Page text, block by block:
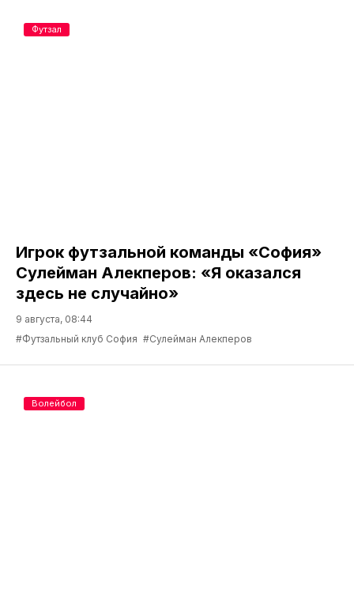
Игрок футзальной команды «София»
Сулейман Алекперов: «Я оказался
здесь не случайно»
9 августа, 08:44
#Футзальный клуб София #Сулейман Алекперов
Футзал
Волейбол